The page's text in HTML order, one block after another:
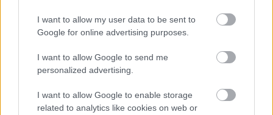
I want to allow my user data to be sent to
Google for online advertising purposes.
I want to allow Google to send me
personalized advertising.
I want to allow Google to enable storage
related to analytics like cookies on web or